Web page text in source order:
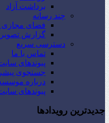
برداشت آزاد
چند رسانه
فضای مجازی
گزارش
دسترسی سریع
تماس با ما
پیوندهای
جستجوی
درباره
پیوندهای
جدیدترین رویدادها